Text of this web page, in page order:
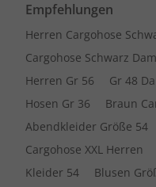
Empfehlungen
Herren Cargohose
Cargohose Schwarz
Herren Gr 56
Gr 48
Hosen Gr 36
Braun
Abendkleider Größe 54
Cargohose XXL Herren
Kleider 54
Blusen